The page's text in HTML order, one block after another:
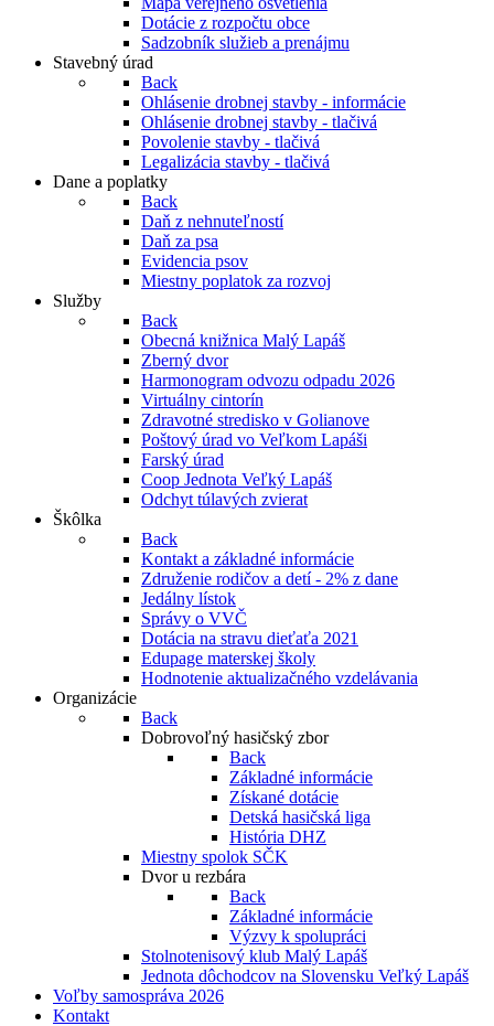
Dotácie z rozpočtu obce
Sadzobník služieb a prenájmu
Stavebný úrad
Back
Ohlásenie drobnej stavby - informácie
Ohlásenie drobnej stavby - tlačivá
Povolenie stavby - tlačivá
Legalizácia stavby - tlačivá
Dane a poplatky
Back
Daň z nehnuteľností
Daň za psa
Evidencia psov
Miestny poplatok za rozvoj
Služby
Back
Obecná knižnica Malý Lapáš
Zberný dvor
Harmonogram odvozu odpadu 2026
Virtuálny cintorín
Zdravotné stredisko v Golianove
Poštový úrad vo Veľkom Lapáši
Farský úrad
Coop Jednota Veľký Lapáš
Odchyt túlavých zvierat
Škôlka
Back
Kontakt a základné informácie
Združenie rodičov a detí - 2% z dane
Jedálny lístok
Správy o VVČ
Dotácia na stravu dieťaťa 2021
Edupage materskej školy
Hodnotenie aktualizačného vzdelávania
Organizácie
Back
Dobrovoľný hasičský zbor
Back
Základné informácie
Získané dotácie
Detská hasičská liga
História DHZ
Miestny spolok SČK
Dvor u rezbára
Back
Základné informácie
Výzvy k spolupráci
Stolnotenisový klub Malý Lapáš
Jednota dôchodcov na Slovensku Veľký Lapáš
Voľby samospráva 2026
Kontakt